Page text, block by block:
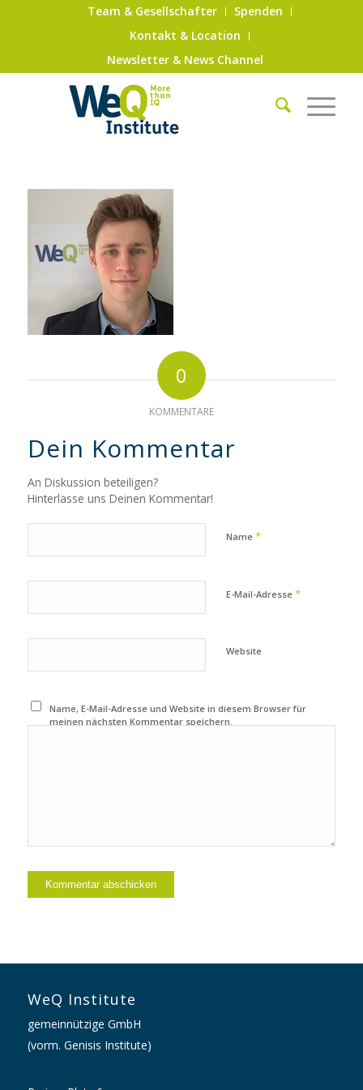
Team & Gesellschafter
Spenden
Kontakt & Location
Newsletter & News Channel
0
KOMMENTARE
Dein Kommentar
An Diskussion beteiligen?
Hinterlasse uns Deinen Kommentar!
Name *
E-Mail-Adresse *
Website
Name, E-Mail-Adresse und Website in diesem Browser für
meinen nächsten Kommentar speichern.
WeQ Institute
gemeinnützige GmbH
(vorm. Genisis Institute)